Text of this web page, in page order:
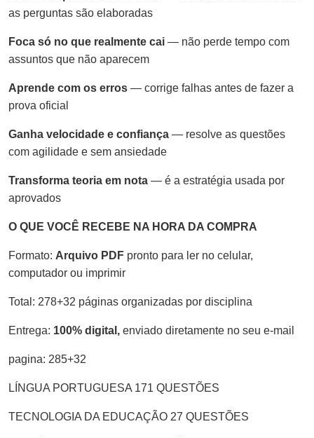
as perguntas são elaboradas
Foca só no que realmente cai — não perde tempo com
assuntos que não aparecem
Aprende com os erros — corrige falhas antes de fazer a
prova oficial
Ganha velocidade e confiança — resolve as questões
com agilidade e sem ansiedade
Transforma teoria em nota — é a estratégia usada por
aprovados
O QUE VOCÊ RECEBE NA HORA DA COMPRA
Formato: Arquivo PDF pronto para ler no celular,
computador ou imprimir
Total: 278+32 páginas organizadas por disciplina
Entrega: 100% digital, enviado diretamente no seu e-mail
pagina: 285+32
LÍNGUA PORTUGUESA 171 QUESTÕES
TECNOLOGIA DA EDUCAÇÃO 27 QUESTÕES